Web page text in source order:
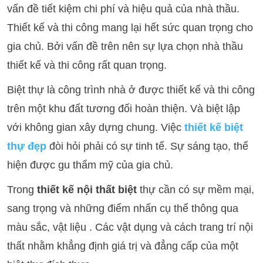
vấn đề tiết kiệm chi phí và hiệu quả của nhà thầu.
Thiết kế và thi công mang lại hết sức quan trọng cho
gia chủ. Bởi vấn đề trên nên sự lựa chọn nhà thầu
thiết kế và thi công rất quan trọng.
Biệt thự là công trình nhà ở được thiết kế và thi công
trên một khu đất tương đối hoàn thiện. Và biệt lập
với không gian xây dựng chung. Việc thiết kế biệt
thự đẹp đòi hỏi phải có sự tinh tế. Sự sáng tạo, thế
hiện được gu thẩm mỹ của gia chủ.
Trong thiết kế nội thất biệt thự cần có sự mềm mại,
sang trọng và những điểm nhấn cụ thể thông qua
màu sắc, vật liệu . Các vật dụng và cách trang trí nội
thất nhằm khẳng định giá trị và đẳng cấp của một